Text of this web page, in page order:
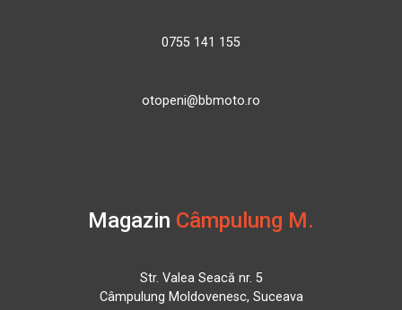
0755 141 155
otopeni@bbmoto.ro
Magazin Câmpulung M.
Str. Valea Seacă nr. 5
Câmpulung Moldovenesc, Suceava